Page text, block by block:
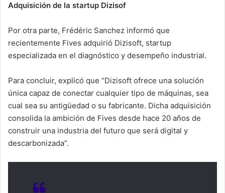
Adquisición de la startup Dizisof
Por otra parte, Frédéric Sanchez informó que
recientemente Fives adquirió Dizisoft, startup
especializada en el diagnóstico y desempeño industrial.
Para concluir, explicó que “Dizisoft ofrece una solución
única capaz de conectar cualquier tipo de máquinas, sea
cual sea su antigüedad o su fabricante. Dicha adquisición
consolida la ambición de Fives desde hace 20 años de
construir una industria del futuro que será digital y
descarbonizada”.